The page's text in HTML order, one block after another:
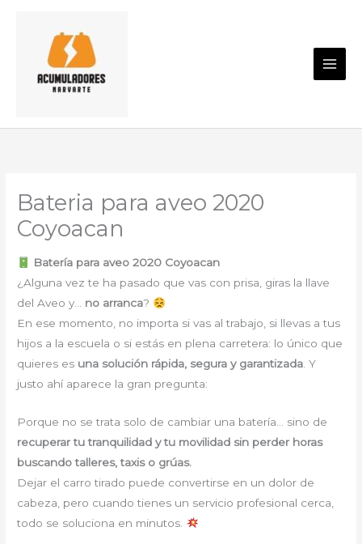
contenido
Bateria para aveo 2020
Coyoacan
Batería para aveo 2020 Coyoacan
¿Alguna vez te ha pasado que vas con prisa, giras la llave
del Aveo y… no arranca?
En ese momento, no importa si vas al trabajo, si llevas a tus
hijos a la escuela o si estás en plena carretera: lo único que
quieres es una solución rápida, segura y garantizada. Y
justo ahí aparece la gran pregunta:
Porque no se trata solo de cambiar una batería… sino de
recuperar tu tranquilidad y tu movilidad sin perder horas
buscando talleres, taxis o grúas.
Dejar el carro tirado puede convertirse en un dolor de
cabeza, pero cuando tienes un servicio profesional cerca,
todo se soluciona en minutos.